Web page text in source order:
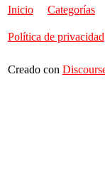
Inicio Categorías
Política de privacidad
Creado con